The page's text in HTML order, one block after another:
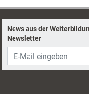
News aus der
Newsletter